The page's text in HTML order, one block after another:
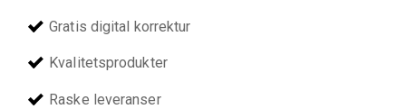
Gratis digital korrektur
Kvalitetsprodukter
Raske leveranser